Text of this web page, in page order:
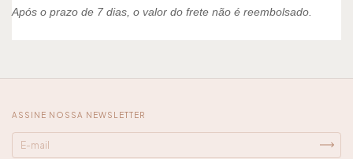
Após o prazo de 7 dias, o valor do frete não é reembolsado.
ASSINE NOSSA NEWSLETTER